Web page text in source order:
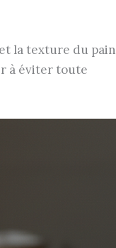
la texture du pain
à éviter toute